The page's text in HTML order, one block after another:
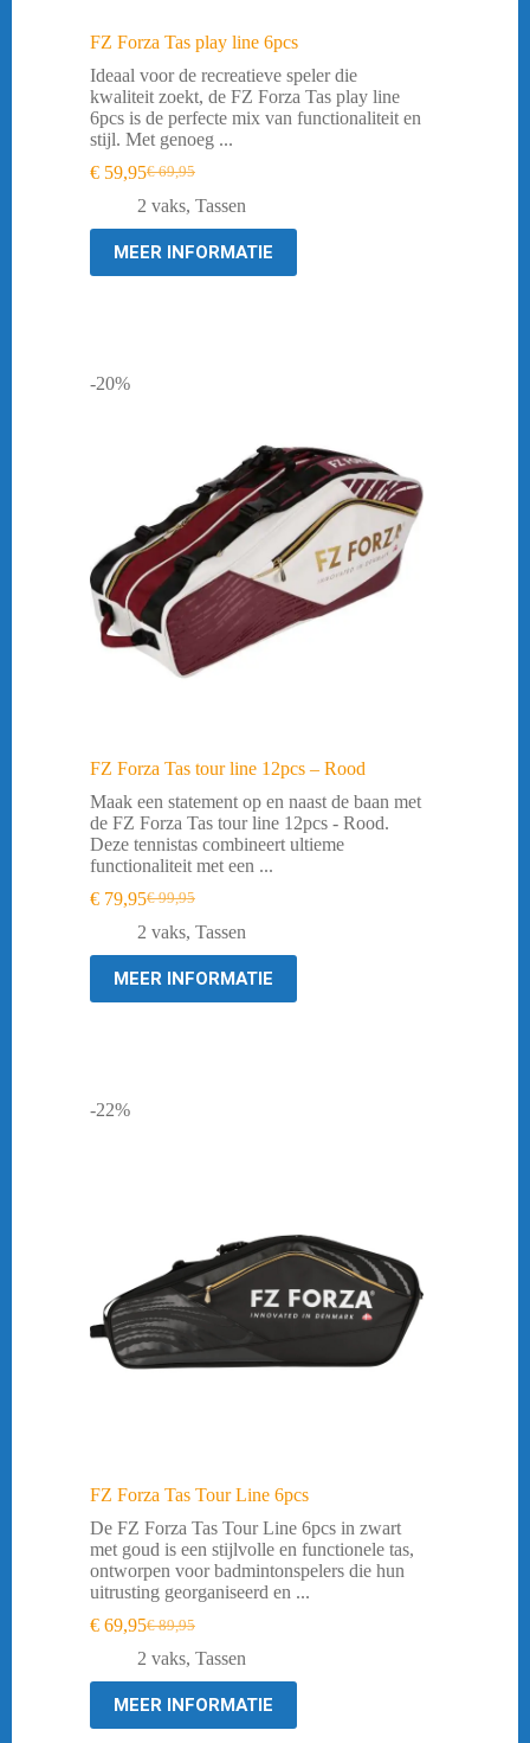
FZ Forza Tas play line 6pcs
Ideaal voor de recreatieve speler die
kwaliteit zoekt, de FZ Forza Tas play line
6pcs is de perfecte mix van functionaliteit en
stijl. Met genoeg ...
€69,95
Oorspronkelijke
prijs
€ 69,95.
€ 59,95Huidige
prijs
€ 59,95.
2 vaks, Tassen
MEER INFORMATIE
-20%
FZ Forza Tas tour line 12pcs – Rood
Maak een statement op en naast de baan met
de FZ Forza Tas tour line 12pcs - Rood.
Deze tennistas combineert ultieme
functionaliteit met een ...
€99,95
Oorspronkelijke
prijs
€ 99,95.
€ 79,95Huidige
prijs
€ 79,95.
2 vaks, Tassen
MEER INFORMATIE
-22%
FZ Forza Tas Tour Line 6pcs
De FZ Forza Tas Tour Line 6pcs in zwart
met goud is een stijlvolle en functionele tas,
ontworpen voor badmintonspelers die hun
uitrusting georganiseerd en ...
€89,95
Oorspronkelijke
prijs
was:
€ 89,95.
€ 69,95Huidige
prijs
is:
€ 69,95.
2 vaks, Tassen
MEER INFORMATIE